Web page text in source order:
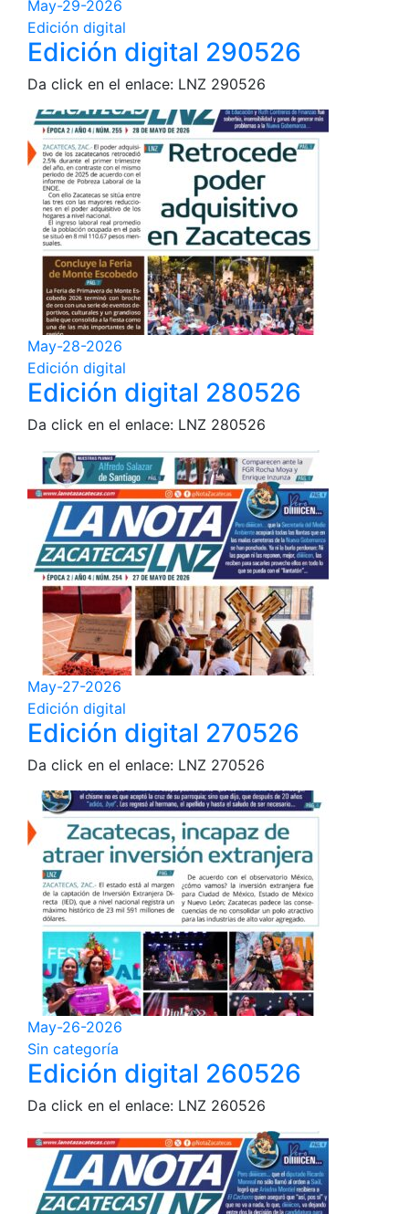
May-29-2026
Edición digital
Edición digital 290526
Da click en el enlace: LNZ 290526
May-28-2026
Edición digital
Edición digital 280526
Da click en el enlace: LNZ 280526
May-27-2026
Edición digital
Edición digital 270526
Da click en el enlace: LNZ 270526
May-26-2026
Sin categoría
Edición digital 260526
Da click en el enlace: LNZ 260526